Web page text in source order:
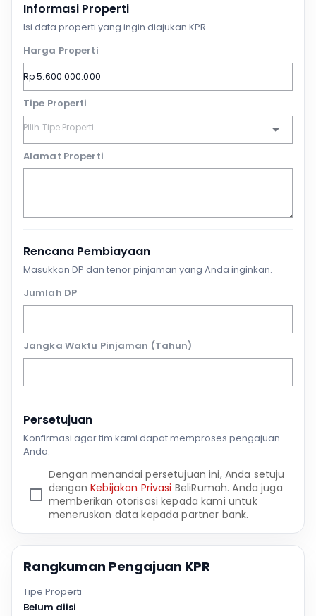
Informasi Properti
Isi data properti yang ingin diajukan KPR.
Harga Properti
Tipe Properti
Alamat Properti
Rencana Pembiayaan
Masukkan DP dan tenor pinjaman yang Anda inginkan.
Jumlah DP
Jangka Waktu Pinjaman (Tahun)
Persetujuan
Konfirmasi agar tim kami dapat memproses pengajuan
Anda.
Dengan menandai persetujuan ini, Anda setuju
denganKebijakan Privasi BeliRumah. Anda juga
memberikan otorisasi kepada kami untuk
meneruskan data kepada partner bank.
Rangkuman Pengajuan KPR
Tipe Properti
Belum diisi